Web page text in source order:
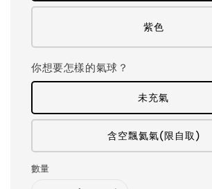
紫色
你想要怎樣的氣球？
未充氣
含空飄氦氣(限自取)
數量